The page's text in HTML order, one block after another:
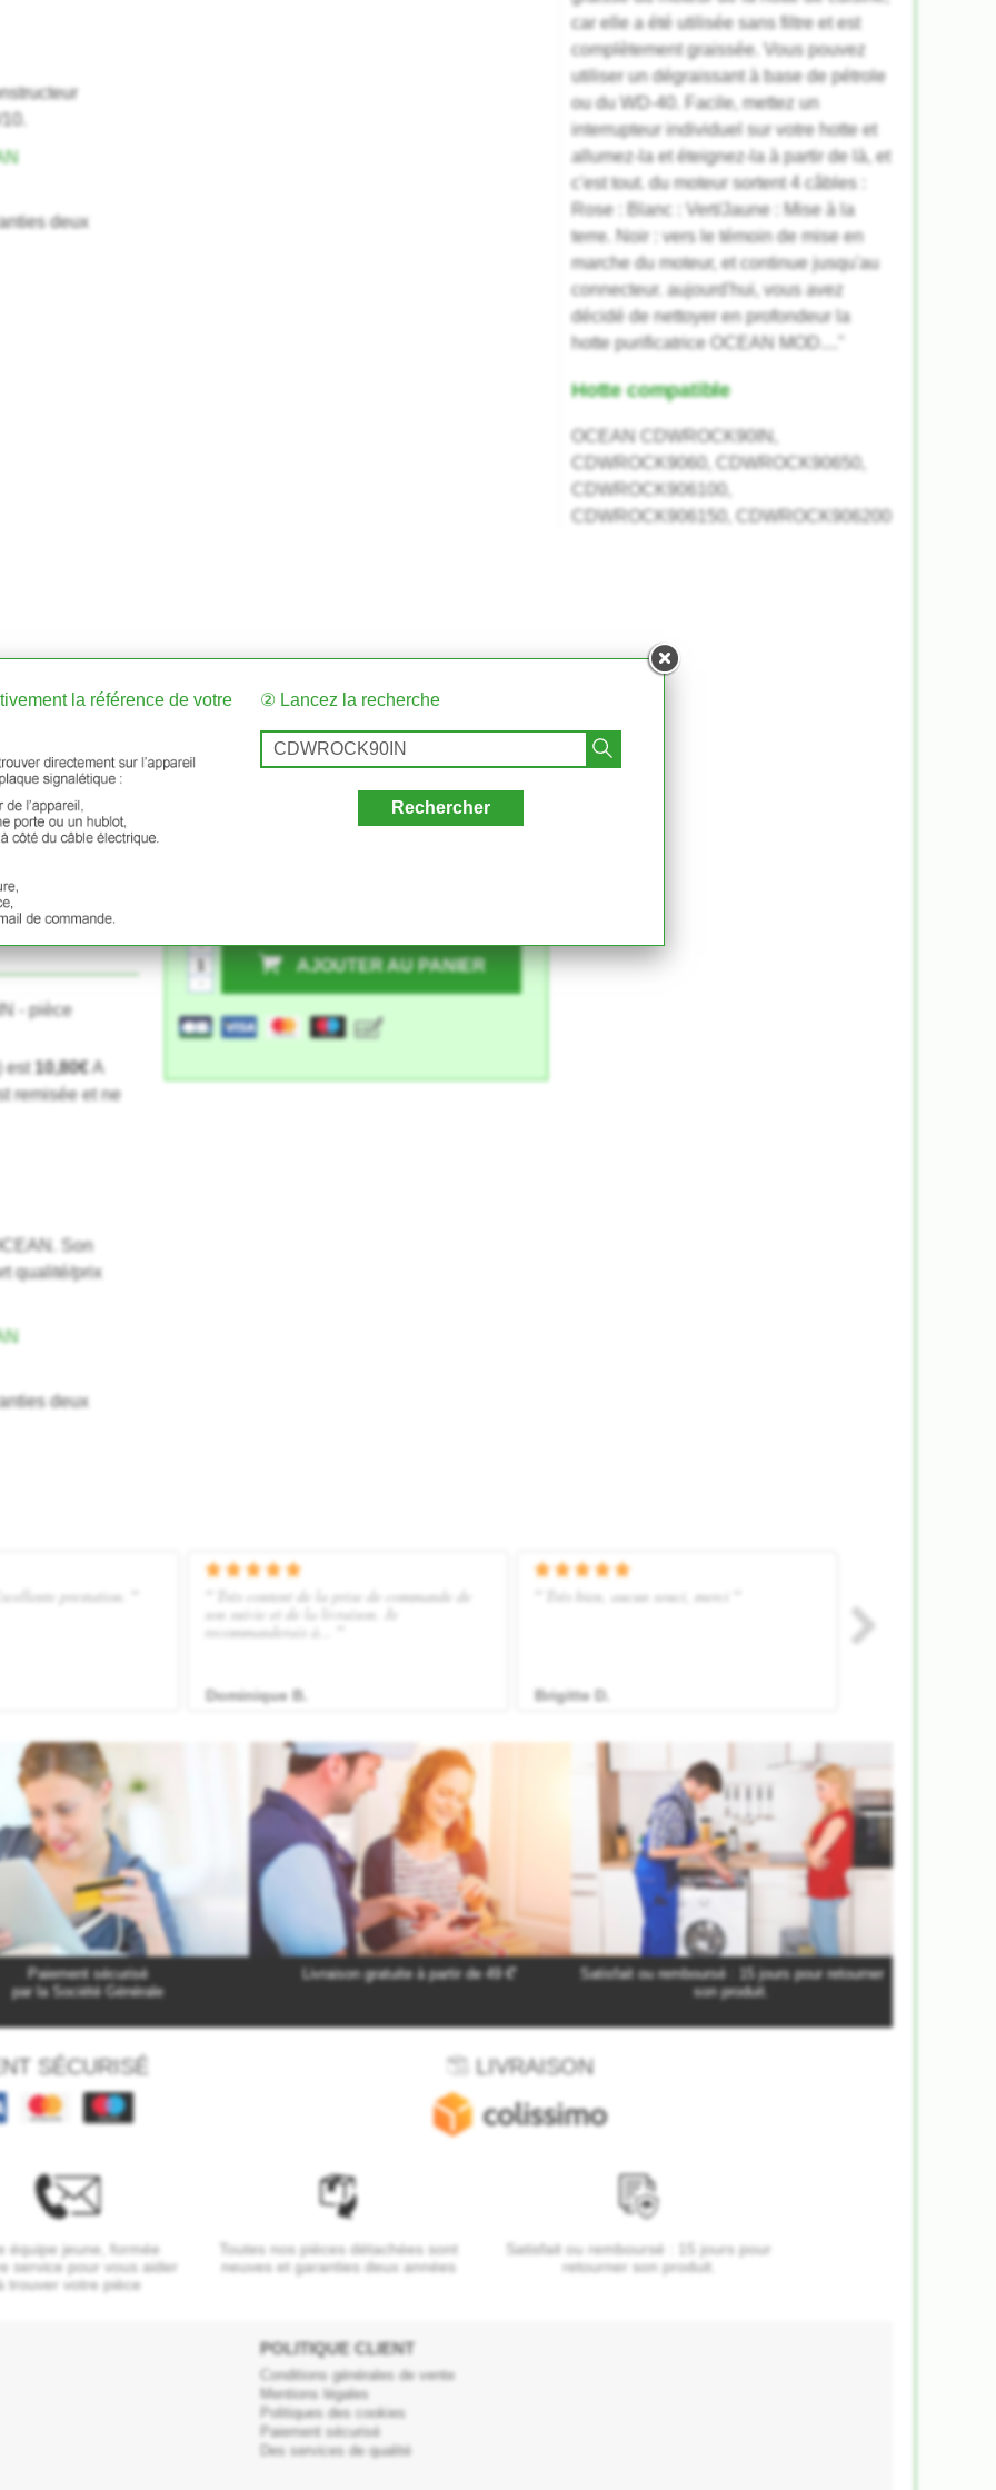
car elle a été utilisée sans filtre et est
complètement graissée. Vous pouvez
utiliser un dégraissant à base de pétrole
ou du WD-40. Facile, mettez un
interrupteur individuel sur votre hotte et
allumez-la et éteignez-la à partir de là, et
c'est tout. du moteur sortent 4 câbles :
Rose : Blanc : Vert/Jaune : Mise à la
terre. Noir : vers le témoin de mise en
marche du moteur, et continue jusqu'au
connecteur. aujourd'hui, vous avez
décidé de nettoyer en profondeur la
hotte purificatrice OCEAN MOD...."
Hotte compatible
OCEAN CDWROCK90IN,
CDWROCK9060, CDWROCK90650,
CDWROCK906100,
CDWROCK906150, CDWROCK906200
deux
OCEAN
est 10,80€ A
remisée et ne
Son
qualité/prix
deux
AJOUTER AU PANIER
+
Paiement sécurisé
par la Société Générale
Livraison gratuite à partir de 49 €*
Satisfait ou remboursé : 15 jours pour retourner
son produit.
SÉCURISÉ LIVRAISON
équipe jeune, formée
service pour vous aider
trouver votre pièce
Toutes nos pièces détachées sont
neuves et garanties deux années
Satisfait ou remboursé : 15 jours pour
retourner son produit.
POLITIQUE CLIENT
Conditions générales de vente
Mentions légales
Politiques des cookies
Paiement sécurisé
Des services de qualité
la référence de votre
② Lancez la recherche
Rechercher